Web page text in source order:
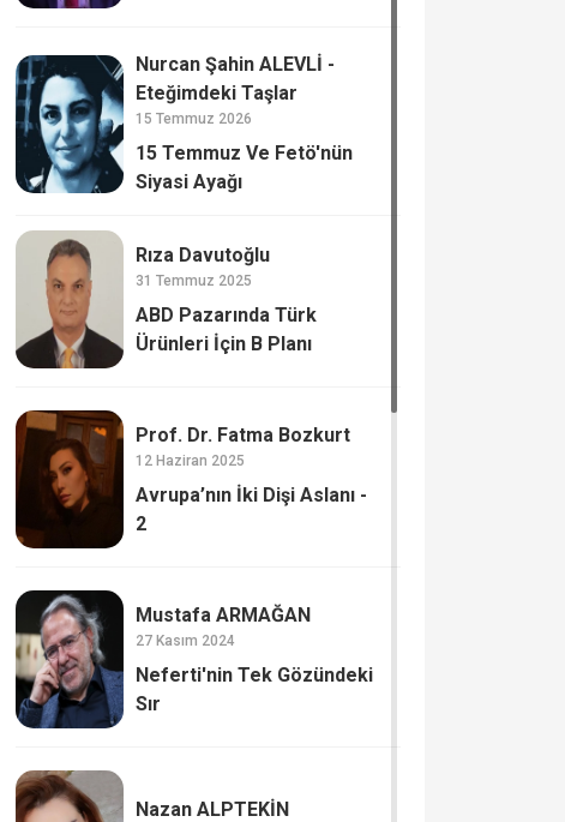
Nurcan Şahin ALEVLİ -
Eteğimdeki Taşlar
15 Temmuz 2026
15 Temmuz Ve Fetö'nün
Siyasi Ayağı
Rıza Davutoğlu
31 Temmuz 2025
ABD Pazarında Türk
Ürünleri İçin B Planı
Prof. Dr. Fatma Bozkurt
12 Haziran 2025
Avrupa’nın İki Dişi Aslanı -
2
Mustafa ARMAĞAN
27 Kasım 2024
Neferti'nin Tek Gözündeki
Sır
Nazan ALPTEKİN